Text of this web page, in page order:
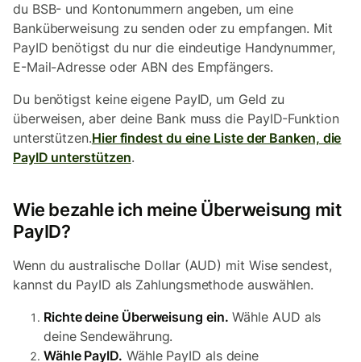
du BSB- und Kontonummern angeben, um eine
Banküberweisung zu senden oder zu empfangen. Mit
PayID benötigst du nur die eindeutige Handynummer,
E-Mail-Adresse oder ABN des Empfängers.
Du benötigst keine eigene PayID, um Geld zu
überweisen, aber deine Bank muss die PayID-Funktion
unterstützen.Hier findest du eine Liste der Banken, die
PayID unterstützen.
Wie bezahle ich meine Überweisung mit
PayID?
Wenn du australische Dollar (AUD) mit Wise sendest,
kannst du PayID als Zahlungsmethode auswählen.
Richte deine Überweisung ein. Wähle AUD als
deine Sendewährung.
Wähle PayID. Wähle PayID als deine